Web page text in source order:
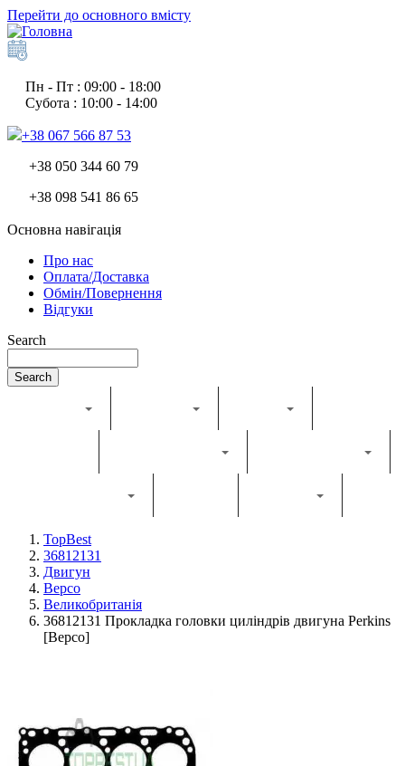
Перейти до основного вмісту
Пн - Пт : 09:00 - 18:00
Субота : 10:00 - 14:00
+38 067 566 87 53
+38 050 344 60 79
+38 098 541 86 65
Основна навігація
Про нас
Оплата/Доставка
Обмін/Повернення
Відгуки
Search
Search
TopBest
36812131
Двигун
Bepco
Великобританія
36812131 Прокладка головки циліндрів двигуна Perkins
[Bepco]